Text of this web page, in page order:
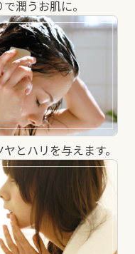
潤うお肌に。
とハリを与えます。